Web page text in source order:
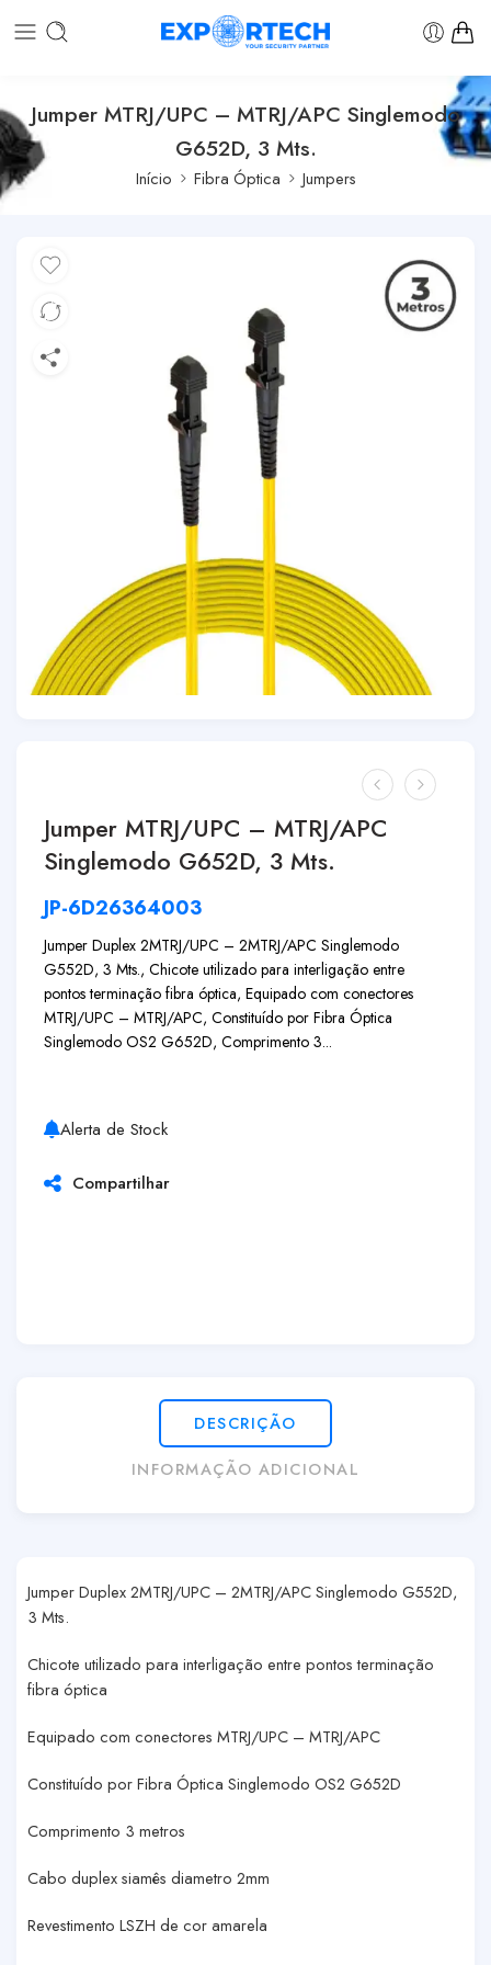
Jumper MTRJ/UPC – MTRJ/APC Singlemodo
G652D, 3 Mts.
Início Fibra Óptica Jumpers
Jumper MTRJ/UPC – MTRJ/APC
Singlemodo G652D, 3 Mts.
JP-6D26364003
Jumper Duplex 2MTRJ/UPC – 2MTRJ/APC Singlemodo
G552D, 3 Mts., Chicote utilizado para interligação entre
pontos terminação fibra óptica, Equipado com conectores
MTRJ/UPC – MTRJ/APC, Constituído por Fibra Óptica
Singlemodo OS2 G652D, Comprimento 3...
Alerta de Stock
Compartilhar
DESCRIÇÃO
INFORMAÇÃO ADICIONAL
Jumper Duplex 2MTRJ/UPC – 2MTRJ/APC Singlemodo G552D,
3 Mts.
Chicote utilizado para interligação entre pontos terminação
fibra óptica
Equipado com conectores MTRJ/UPC – MTRJ/APC
Constituído por Fibra Óptica Singlemodo OS2 G652D
Comprimento 3 metros
Cabo duplex siamês diametro 2mm
Revestimento LSZH de cor amarela